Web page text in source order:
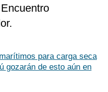
para carga seca
gozarán de esto aún en